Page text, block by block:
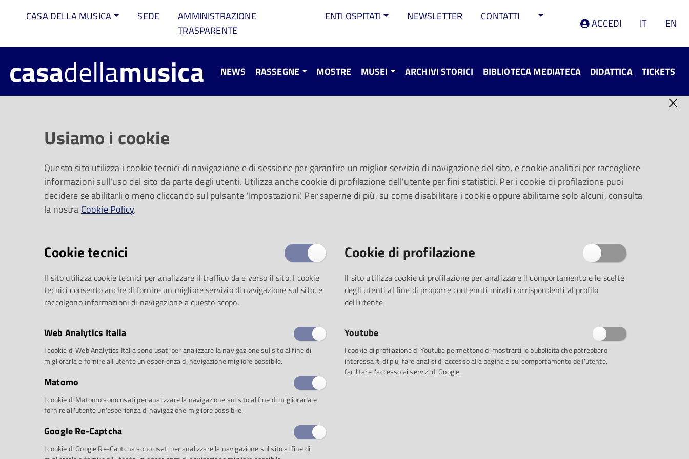
CASA DELLA MUSICA SEDE
AMMINISTRAZIONE
TRASPARENTE
ENTI OSPITATI NEWSLETTER CONTATTI
ACCEDI IT EN
casadellamusica NEWS RASSEGNE MOSTRE MUSEI ARCHIVI STORICI BIBLIOTECA MEDIATECA DIDATTICA TICKETS
Musica, cibo per l'anima! #253.
Disponibile da lunedì 20 ottobre
Un viaggio da Carmen di Bizet al glam metal dei Mötley Crüe e, per i più piccoli, la musica a fumetti
proprio pubblico la seguente selezione:
Proposta 1: Georges Bizet
Carmen / Georges Bizet; guida all'opera a cura di Vincenzo Raffaele
Segreto
Guida illustrata a Carmen: la vicenda, la storia, la fortuna, la discografia, il
Proposta 2: Mötley Crüe
Usiamo i cookie
Questo sito utilizza i cookie tecnici di navigazione e di sessione per garantire un miglior servizio di navigazione del sito, e cookie analitici per raccogliere
informazioni sull'uso del sito da parte degli utenti. Utilizza anche cookie di profilazione dell'utente per fini statistici. Per i cookie di profilazione puoi
decidere se abilitarli o meno cliccando sul pulsante 'Impostazioni'. Per saperne di più, su come disabilitare i cookie oppure abilitarne solo alcuni, consulta
la nostra Cookie Policy.
Cookie tecnici
Il sito utilizza cookie tecnici per analizzare il traffico da e verso il sito. I cookie
tecnici consento anche di fornire un migliore servizio di navigazione sul sito, e
raccolgono informazioni di navigazione a questo scopo.
Web Analytics Italia
I cookie di Web Analytics Italia sono usati per analizzare la navigazione sul sito al fine di
migliorarla e fornire all'utente un'esperienza di navigazione migliore possibile.
Matomo
I cookie di Matomo sono usati per analizzare la navigazione sul sito al fine di migliorarla e
fornire all'utente un'esperienza di navigazione migliore possibile.
Google Re-Captcha
I cookie di Google Re-Captcha sono usati per analizzare la navigazione sul sito al fine di
Cookie di profilazione
Il sito utilizza cookie di profilazione per analizzare il comportamento e le scelte
degli utenti al fine di proporre contenuti mirati corrispondenti al profilo
dell'utente
Youtube
I cookie di profilazione di Youtube permettono di mostrarti le pubblicità che potrebbero
interessarti di più, fare analisi di accesso alla pagina e sul comportamento dell'utente,
facilitare l'accesso ai servizi di Google.